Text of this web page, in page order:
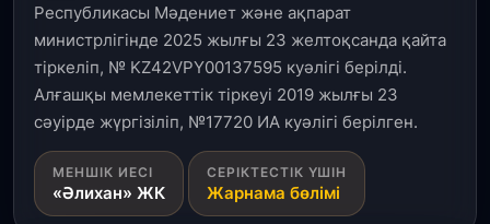
31 шілде, 2026
Ақмола облысындағы кездесуде кәсіпкерлер мен
ұстаздар «Әділет» партиясына өз ұсыныстарын
айтты
31 шілде, 2026
ҚР Президенті Орталық Азия елдеріне
ұзақмерзімді ынтымақтастық жоспарын әзірлеуді
ұсынды
Республикасы Мәдениет және ақпарат
министрлігінде 2025 жылғы 23 желтоқсанда қайта
тіркеліп, № KZ42VPY00137595 куәлігі берілді.
Алғашқы мемлекеттік тіркеуі 2019 жылғы 23
сәуірде жүргізіліп, №17720 ИА куәлігі берілген.
МЕНШІК ИЕСІ
«Әлихан» ЖК
СЕРІКТЕСТІК ҮШІН
Жарнама бөлімі